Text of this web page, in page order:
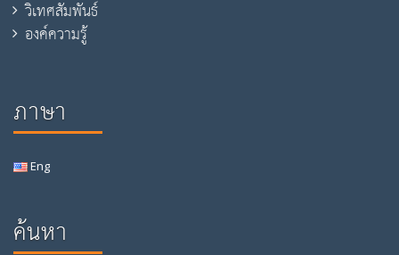
วิเทศสัมพันธ์
องค์ความรู้
ภาษา
Eng
ค้นหา